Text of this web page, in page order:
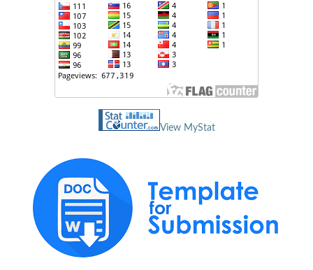
View MyStat